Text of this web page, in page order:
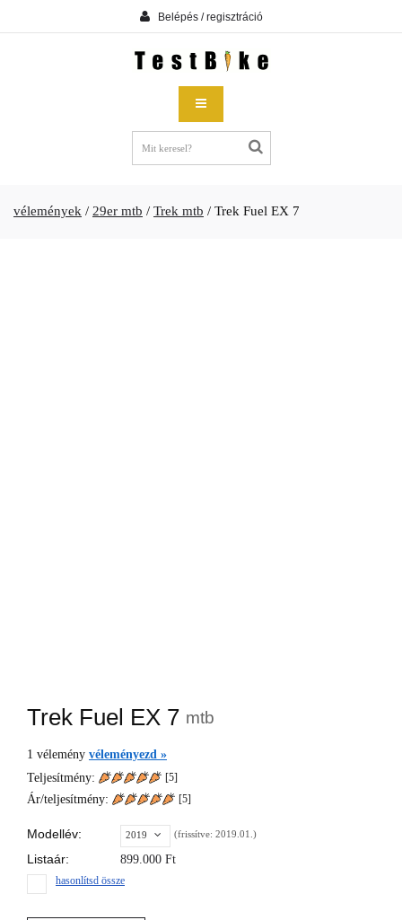
Belépés / regisztráció
vélemények / 29er mtb / Trek mtb / Trek Fuel EX 7
Trek Fuel EX 7 mtb
1 vélemény véleményezd »
Teljesítmény:
[5]
Ár/teljesítmény: [5]
Modellév: 2019 (frissítve: 2019.01.)
Listaár: 899.000 Ft
hasonlítsd össze